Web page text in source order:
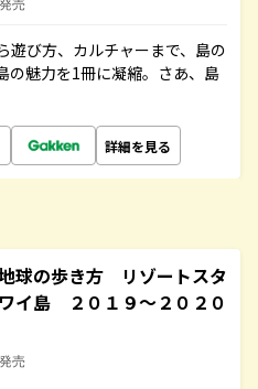
売
び方、カルチャーまで、島の
の魅力を1冊に凝縮。さあ、島
詳細を見る
球の歩き方 リゾートスタ
イ島 ２０１９～２０２０
売